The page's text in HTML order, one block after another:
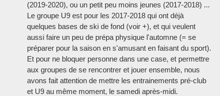
(2019-2020), ou un petit peu moins jeunes (2017-2018) ...
Le groupe U9 est pour les 2017-2018 qui ont déjà
quelques bases de ski de fond (voir +), et qui veulent
aussi faire un peu de prépa physique l'automne (= se
préparer pour la saison en s'amusant en faisant du sport).
Et pour ne bloquer personne dans une case, et permettre
aux groupes de se rencontrer et jouer ensemble, nous
avons fait attention de mettre les entrainements pré-club
et U9 au même moment, le samedi après-midi.